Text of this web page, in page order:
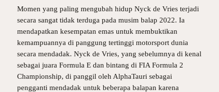
Momen yang paling mengubah hidup Nyck de Vries terjadi
secara sangat tidak terduga pada musim balap 2022. Ia
mendapatkan kesempatan emas untuk membuktikan
kemampuannya di panggung tertinggi motorsport dunia
secara mendadak. Nyck de Vries, yang sebelumnya di kenal
sebagai juara Formula Edan bintang di FIA Formula 2
Championship, di panggil oleh AlphaTauri sebagai
pengganti mendadak untuk beberapa balapan karena